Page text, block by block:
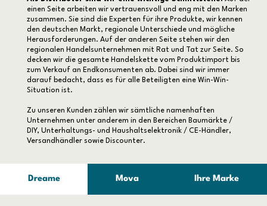
einen Seite arbeiten wir vertrauensvoll und eng mit den Marken
zusammen. Sie sind die Experten für ihre Produkte, wir kennen
den deutschen Markt, regionale Unterschiede und mögliche
Herausforderungen. Auf der anderen Seite stehen wir den
regionalen Handelsunternehmen mit Rat und Tat zur Seite. So
decken wir die gesamte Handelskette vom Produktimport bis
zum Verkauf an Endkonsumenten ab. Dabei sind wir immer
darauf bedacht, dass es für alle Beteiligten eine Win-Win-
Situation ist.
Zu unseren Kunden zählen wir sämtliche namenhaften
Unternehmen unter anderem in den Bereichen Baumärkte /
DIY, Unterhaltungs- und Haushaltselektronik / CE-Händler,
Versandhändler sowie Discounter.
Dreame Mova Ihre Marke